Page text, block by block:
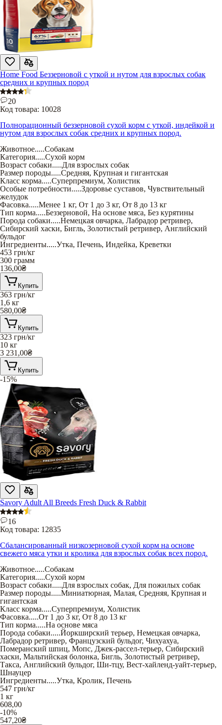
Home Food Беззерновой с уткой и нутом для взрослых собак
средних и крупных пород
20
Код товара: 10028
Полнорационный беззерновой сухой корм с уткой, индейкой и
нутом для взрослых собак средних и крупных пород.
Животное.....Собакам
Категория.....Сухой корм
Возраст собаки.....Для взрослых собак
Размер породы.....Средняя, Крупная и гигантская
Класс корма.....Суперпремиум, Холистик
Особые потребности.....Здоровье суставов, Чувствительный
желудок
Фасовка.....Менее 1 кг, От 1 до 3 кг, От 8 до 13 кг
Тип корма.....Беззерновой, На основе мяса, Без курятины
Порода собаки.....Немецкая овчарка, Лабрадор ретривер,
Сибирский хаски, Бигль, Золотистый ретривер, Английский
бульдог
Ингредиенты.....Утка, Печень, Индейка, Креветки
453 грн/кг
300 грамм
136,00₴
Купить
363 грн/кг
1,6 кг
580,00₴
Купить
323 грн/кг
10 кг
3 231,00₴
Купить
-15%
Savory Adult All Breeds Fresh Duck & Rabbit
16
Код товара: 12835
Сбалансированный низкозерновой сухой корм на основе
свежего мяса утки и кролика для взрослых собак всех пород.
Животное.....Собакам
Категория.....Сухой корм
Возраст собаки.....Для взрослых собак, Для пожилых собак
Размер породы.....Миниатюрная, Малая, Средняя, Крупная и
гигантская
Класс корма.....Суперпремиум, Холистик
Фасовка.....От 1 до 3 кг, От 8 до 13 кг
Тип корма.....На основе мяса
Порода собаки.....Йоркширский терьер, Немецкая овчарка,
Лабрадор ретривер, Французский бульдог, Чихуахуа,
Померанский шпиц, Мопс, Джек-рассел-терьер, Сибирский
хаски, Мальтийская болонка, Бигль, Золотистый ретривер,
Такса, Английский бульдог, Ши-тцу, Вест-хайленд-уайт-терьер,
Шнауцер
Ингредиенты.....Утка, Кролик, Печень
547 грн/кг
1 кг
608,00
-10%
547,20₴